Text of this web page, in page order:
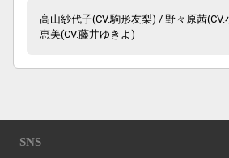
高山紗代子(CV.駒形友梨) / 野々原茜
恵美(CV.藤井ゆきよ)
SNS